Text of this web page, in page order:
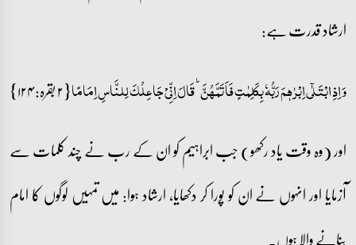
ارشاد قدرت ہے:
وَ اِذِ ابۡتَلٰۤی اِبۡرٰہٖمَ رَبُّہٗ بِکَلِمٰتٍ فَاَتَمَّہُنَّ ؕ قَالَ اِنِّیۡ جَاعِلُکَ لِلنَّاسِ اِمَامًا{۲ بقرہ: ۱۲۴}
اور (وہ وقت یاد رکھو) جب ابراہیم کو ان کے رب نے چند کلمات سے
آزمایا اور انہوں نے ان کو پورا کر دکھایا، ارشاد ہوا: میں تمہیں لوگوں کا امام